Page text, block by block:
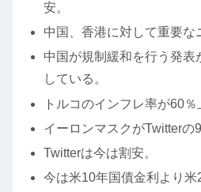
安。
中国、香港に対して重要な
中国が規制緩和を行う発表
している。
トルコのインフレ率が60％
イーロンマスクがTwitterの
Twitterは今は割安。
今は米10年国債金利より